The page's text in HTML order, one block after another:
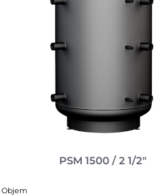
PSM 1500 / 2 1/2″
Objem